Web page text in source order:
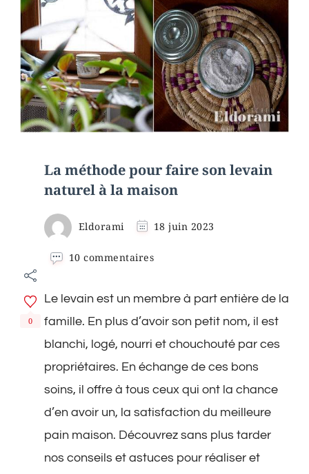
La méthode pour faire son levain
naturel à la maison
Eldorami 18 juin 2023
10 commentairessur
pour
faire
son
levain
à
la
0
Le levain est un membre à part entière de la
famille. En plus d’avoir son petit nom, il est
blanchi, logé, nourri et chouchouté par ces
propriétaires. En échange de ces bons
soins, il offre à tous ceux qui ont la chance
d’en avoir un, la satisfaction du meilleure
pain maison. Découvrez sans plus tarder
nos conseils et astuces pour réaliser et